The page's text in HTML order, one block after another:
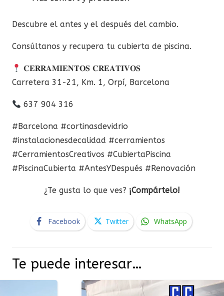
Descubre el antes y el después del cambio.
Consúltanos y recupera tu cubierta de piscina.
𝐂𝐄𝐑𝐑𝐀𝐌𝐈𝐄𝐍𝐓𝐎𝐒 𝐂𝐑𝐄𝐀𝐓𝐈𝐕𝐎𝐒
Carretera 31-21, Km. 1, Orpí, Barcelona
637 904 316
#Barcelona #cortinasdevidrio
#instalacionesdecalidad #cerramientos
#CerramientosCreativos #CubiertaPiscina
#PiscinaCubierta #AntesYDespués #Renovación
¿Te gusta lo que ves? ¡Compártelo!
Facebook Twitter WhatsApp
Te puede interesar…